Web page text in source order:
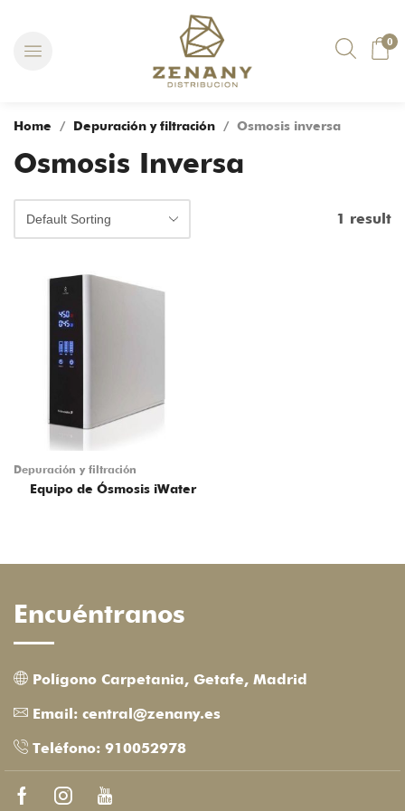
0
Home / Depuración y filtración / Osmosis inversa
Osmosis Inversa
1 result
Depuración y filtración
Equipo de Ósmosis iWater
Encuéntranos
Polígono Carpetania, Getafe, Madrid
Email: central@zenany.es
Teléfono: 910052978
FacebookInstagram